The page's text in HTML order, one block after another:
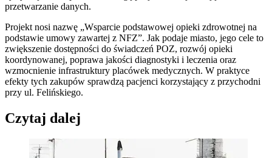
przetwarzanie danych.
Projekt nosi nazwę „Wsparcie podstawowej opieki zdrowotnej na
podstawie umowy zawartej z NFZ”. Jak podaje miasto, jego cele to
zwiększenie dostępności do świadczeń POZ, rozwój opieki
koordynowanej, poprawa jakości diagnostyki i leczenia oraz
wzmocnienie infrastruktury placówek medycznych. W praktyce
efekty tych zakupów sprawdzą pacjenci korzystający z przychodni
przy ul. Felińskiego.
Czytaj dalej